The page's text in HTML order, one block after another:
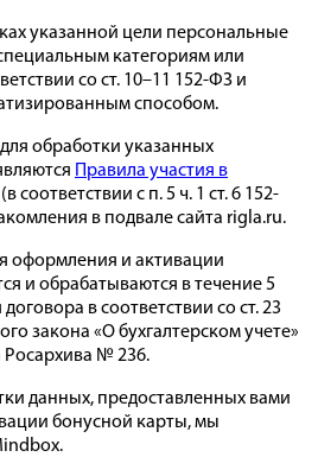
указанной цели персональные
категориям или
со ст. 10–11 152-ФЗ и
способом.
обработки указанных
Правила участия в
(в соответствии с п. 5 ч. 1 ст. 6 152-
в подвале сайта rigla.ru.
оформления и активации
и обрабатываются в течение 5
в соответствии со ст. 23
закона «О бухгалтерском учете»
№ 236.
данных, предоставленных вами
бонусной карты, мы